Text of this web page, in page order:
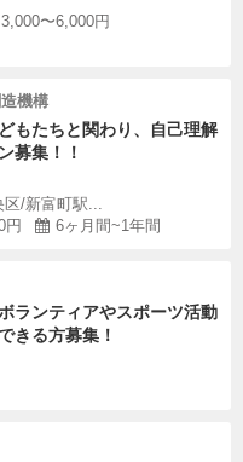
3,000〜6,000円
機構
もたちと関わり、自己理解
募集！！
/新富町駅...
円
6ヶ月間~1年間
ランティアやスポーツ活動
きる方募集！